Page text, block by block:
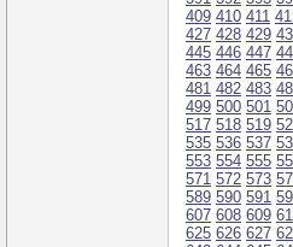
409 410 411
427 428 429
445 446 447
463 464 465
481 482 483
499 500 501
517 518 519
535 536 537
553 554 555
571 572 573
589 590 591
607 608 609
625 626 627